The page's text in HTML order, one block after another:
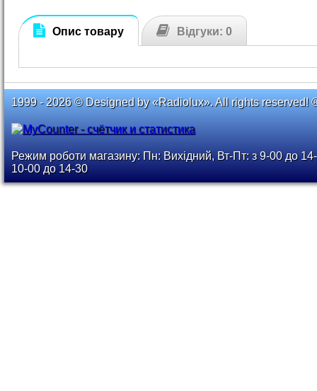
Опис товару Відгуки: 0
1999 - 2026 © Designed by «Radiolux». All rights reserved!
Режим роботи магазину: Пн: Вихідний, Вт-Пт: з 9-00 до
10-00 до 14-30